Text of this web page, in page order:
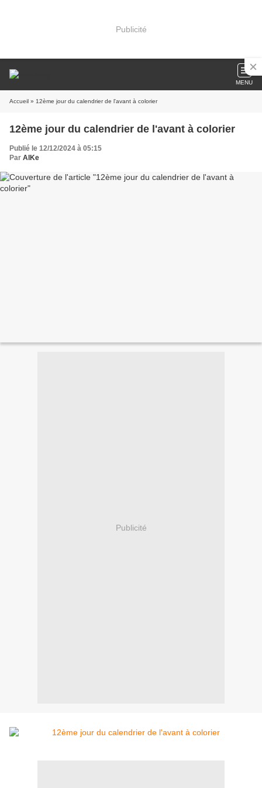
Publicité
MENU
Accueil » 12ème jour du calendrier de l'avant à colorier
12ème jour du calendrier de l'avant à colorier
Publié le 12/12/2024 à 05:15
Par AlKe
Publicité